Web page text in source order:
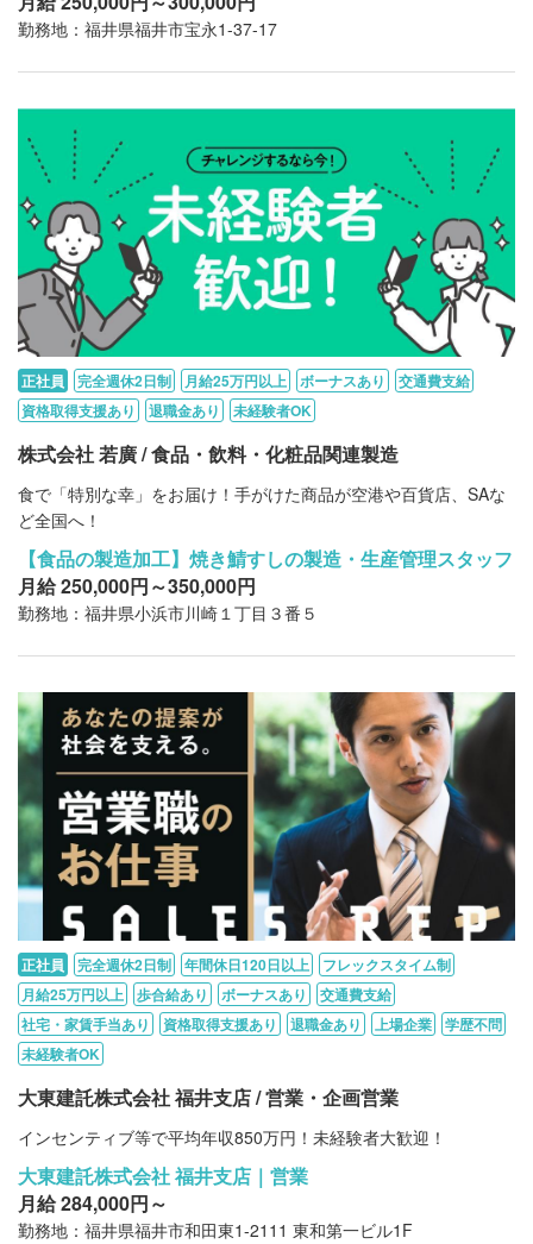
勤務地：福井県福井市宝永1-37-17
正社員 完全週休2日制 月給25万円以上 ボーナスあり
交通費支給
資格取得支援あり
退職金あり 未経験者OK
株式会社 若廣 / 食品・飲料・化粧品関連製造
食で「特別な幸」をお届け！手がけた商品が空港や百貨店、SAな
ど全国へ！
【食品の製造加工】焼き鯖すしの製造・生産管理スタッフ
月給 250,000円～350,000円
勤務地：福井県小浜市川崎１丁目３番５
正社員 完全週休2日制 年間休日120日以上
フレックスタイム制
月給25万円以上
歩合給あり ボーナスあり
交通費支給
社宅・家賃手当あり
資格取得支援あり 退職金あり 上場企業
学歴不問
未経験者OK
大東建託株式会社 福井支店 / 営業・企画営業
インセンティブ等で平均年収850万円！未経験者大歓迎！
大東建託株式会社 福井支店｜営業
月給 284,000円～
勤務地：福井県福井市和田東1-2111 東和第一ビル1F